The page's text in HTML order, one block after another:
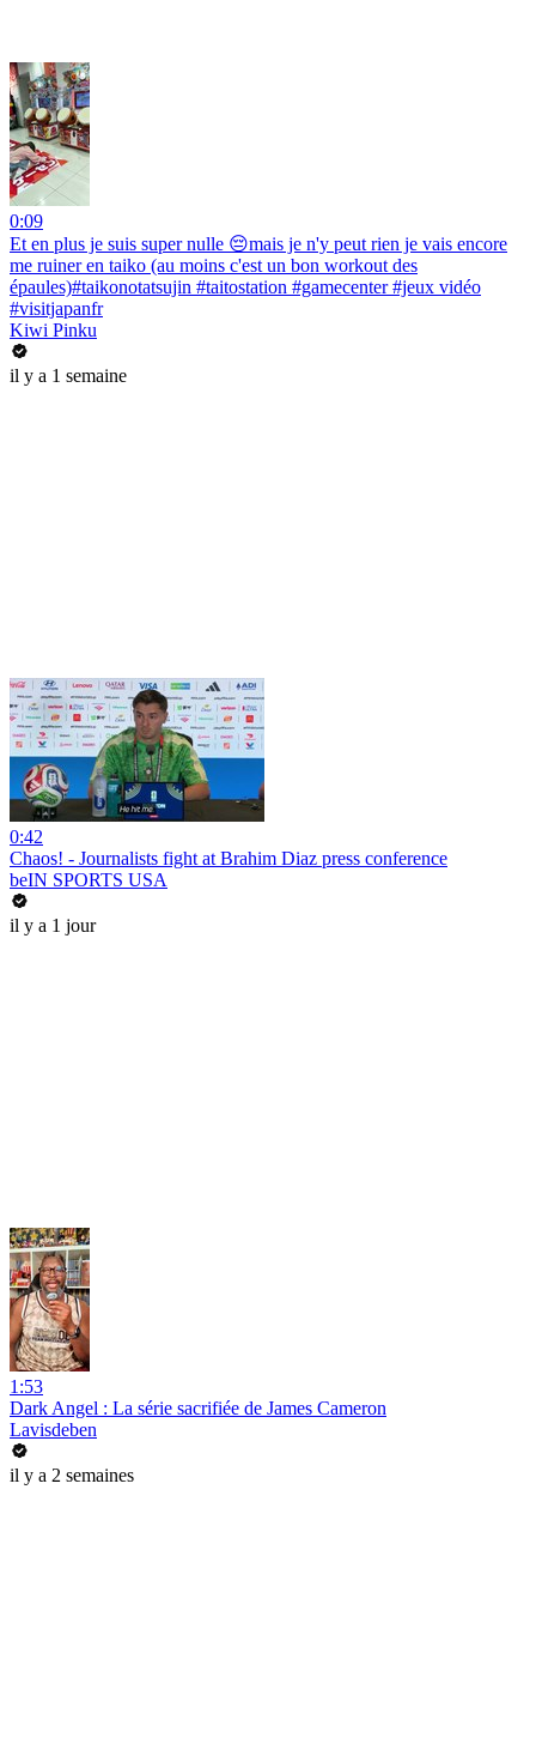
0:09
Et en plus je suis super nulle 😔mais je n'y peut rien je vais encore
me ruiner en taiko (au moins c'est un bon workout des
épaules)#taikonotatsujin #taitostation #gamecenter #jeux vidéo
#visitjapanfr
Kiwi Pinku
il y a 1 semaine
0:42
Chaos! - Journalists fight at Brahim Diaz press conference
beIN SPORTS USA
il y a 1 jour
1:53
Dark Angel : La série sacrifiée de James Cameron
Lavisdeben
il y a 2 semaines